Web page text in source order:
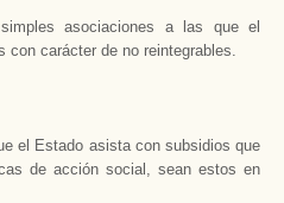
asociaciones a las que el
con carácter de no reintegrables.
el Estado asista con subsidios que
de acción social, sean estos en